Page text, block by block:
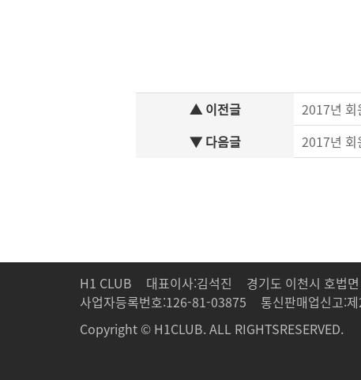
▲ 이전글
2017년 회
▼ 다음글
2017년 회
H1 CLUB 대표이사:김석진 경기도 이천시 호법
사업자등록번호:126-81-03875
통신판매업신고:
Copyright © H1CLUB. ALL RIGHTSRESERVED.